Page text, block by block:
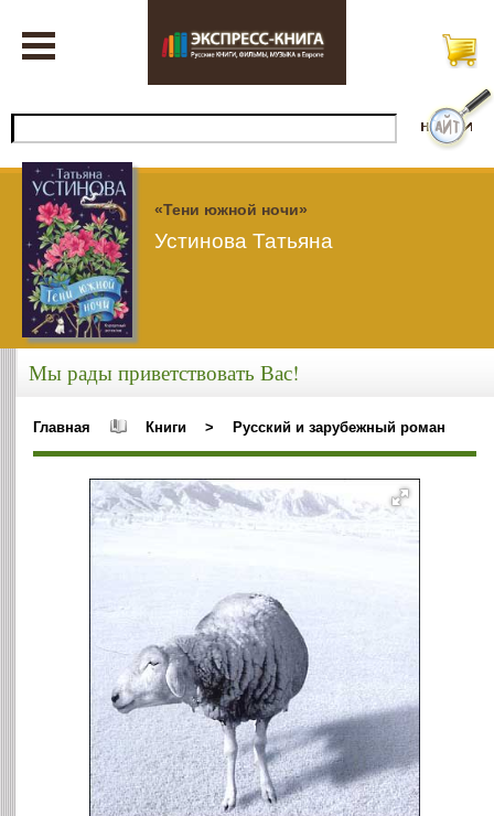
«Тени южной ночи»
Устинова Татьяна
Мы рады приветствовать Вас!
Главная Книги > Русский и зарубежный роман